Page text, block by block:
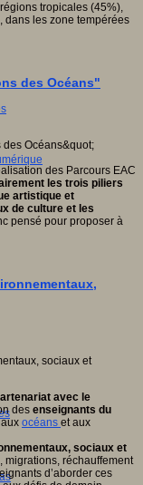
tropicales (45%),
dans les zone tempérées
des Océans"
des Parcours EAC
les trois piliers
artistique et
de culture et les
pensé pour proposer à
avec le
des enseignants du
océans et aux
sociaux et
réchauffement
d’aborder ces